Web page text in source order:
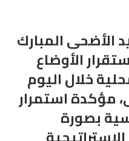
الأضحى المبارك
الأوضاع
خلال اليوم
مؤكدة استمرار
بصورة